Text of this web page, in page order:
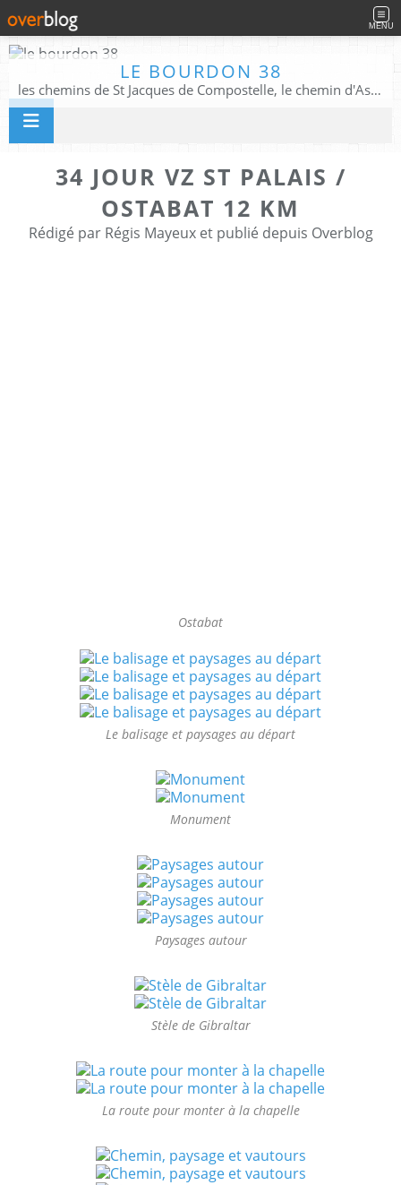
MENU
LE BOURDON 38
les chemins de St Jacques de Compostelle, le chemin d'Assise, La Voie Francigena, et autres chemins ........
34 JOUR VZ ST PALAIS /
OSTABAT 12 KM
Rédigé par Régis Mayeux et publié depuis Overblog
Ostabat
Le balisage et paysages au départ
Monument
Paysages autour
Stèle de Gibraltar
La route pour monter à la chapelle